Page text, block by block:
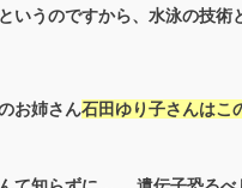
いうのですから、水泳の技術
お姉さん石田ゆり子さんはこ